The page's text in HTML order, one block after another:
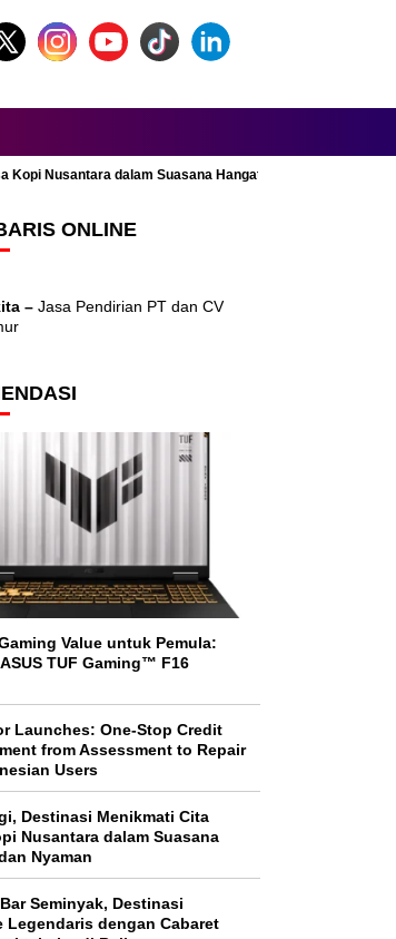
Kopi Nusantara dalam Suasana Hangat dan Nyaman
ONLINE
– Jasa Pendirian PT dan CV
Value untuk Pemula:
TUF Gaming™ F16
Launches: One-Stop Credit
from Assessment to Repair
Users
Destinasi Menikmati Cita
Nusantara dalam Suasana
Nyaman
Seminyak, Destinasi
Legendaris dengan Cabaret